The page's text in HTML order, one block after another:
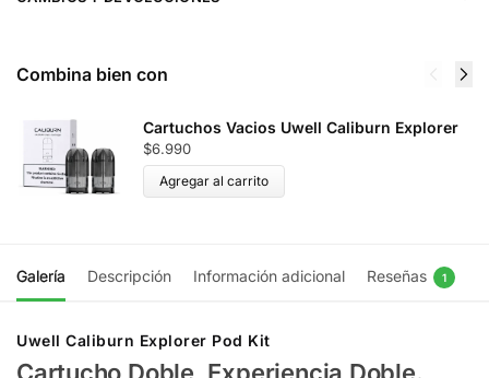
Combina bien con
Cartuchos Vacios Uwell Caliburn Explorer
$6.990
Agregar al carrito
Galería Descripción Información adicional Reseñas 1
Uwell Caliburn Explorer Pod Kit